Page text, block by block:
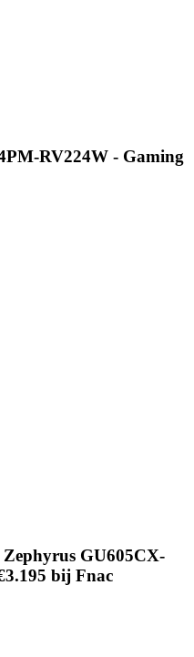
RV224W - Gaming
GU605CX-
bij Fnac